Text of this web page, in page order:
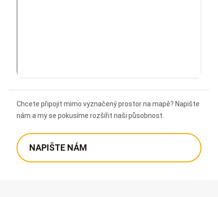
Chcete připojit mimo vyznačený prostor na mapě? Napište
nám a my se pokusíme rozšířit naši působnost.
NAPIŠTE NÁM